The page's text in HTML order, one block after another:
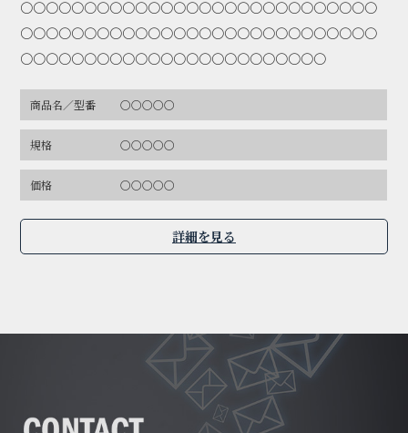
〇〇〇〇〇〇〇〇〇〇〇〇〇〇〇〇〇〇〇〇〇〇〇〇〇〇〇〇
〇〇〇〇〇〇〇〇〇〇〇〇〇〇〇〇〇〇〇〇〇〇〇〇〇〇〇〇
〇〇〇〇〇〇〇〇〇〇〇〇〇〇〇〇〇〇〇〇〇〇〇〇
商品名／型番 〇〇〇〇〇
規格 〇〇〇〇〇
価格 〇〇〇〇〇
詳細を見る